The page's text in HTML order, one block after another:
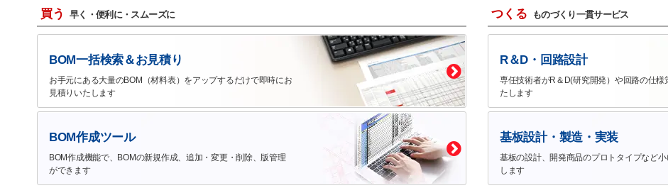
買う 早く・便利に・スムーズに
BOM一括検索＆お見積り
お手元にある大量のBOM（材料表）をアップするだけで即時にお
見積りいたします
BOM作成ツール
BOM作成機能で、BOMの新規作成、追加・変更・削除、版管理
ができます
つくる ものづくり一貫サービス
R＆D・回路設計
専任技術者がR＆D(研究開発）や回路の仕様
たします
基板設計・製造・実装
基板の設計、開発商品のプロトタイプなど
します